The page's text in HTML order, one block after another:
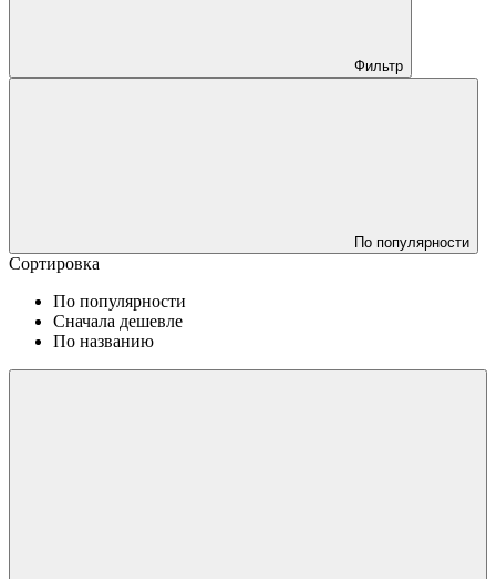
Фильтр
По популярности
Сортировка
По популярности
Сначала дешевле
По названию